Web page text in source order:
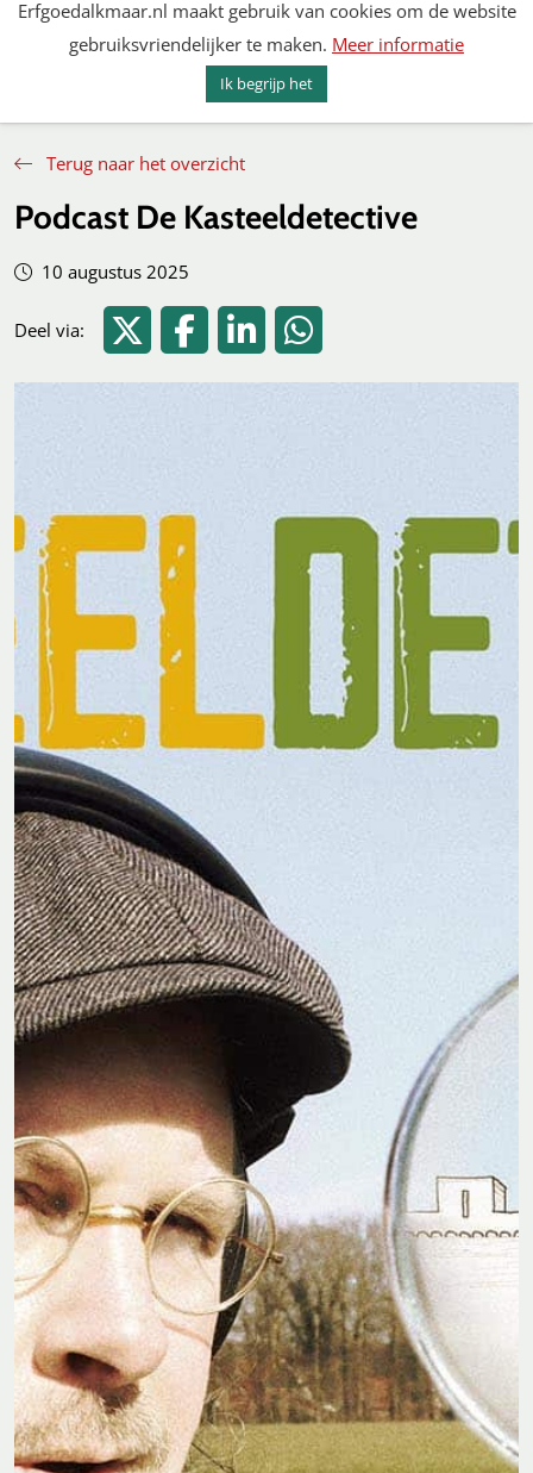
Spring
Erfgoedalkmaar.nl maakt gebruik van cookies om de website
gebruiksvriendelijker te maken. Meer informatie
Ik begrijp het
Terug naar het overzicht
Podcast De Kasteeldetective
10 augustus 2025
Deel via: Deel via TwitterDeel via Facebook
Deel via LinkedIn